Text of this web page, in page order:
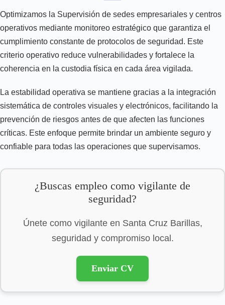
Optimizamos la Supervisión de sedes empresariales y centros
operativos mediante monitoreo estratégico que garantiza el
cumplimiento constante de protocolos de seguridad. Este
criterio operativo reduce vulnerabilidades y fortalece la
coherencia en la custodia física en cada área vigilada.
La estabilidad operativa se mantiene gracias a la integración
sistemática de controles visuales y electrónicos, facilitando la
prevención de riesgos antes de que afecten las funciones
críticas. Este enfoque permite brindar un ambiente seguro y
confiable para todas las operaciones que supervisamos.
¿Buscas empleo como vigilante de
seguridad?
Únete como vigilante en Santa Cruz Barillas,
seguridad y compromiso local.
Enviar CV